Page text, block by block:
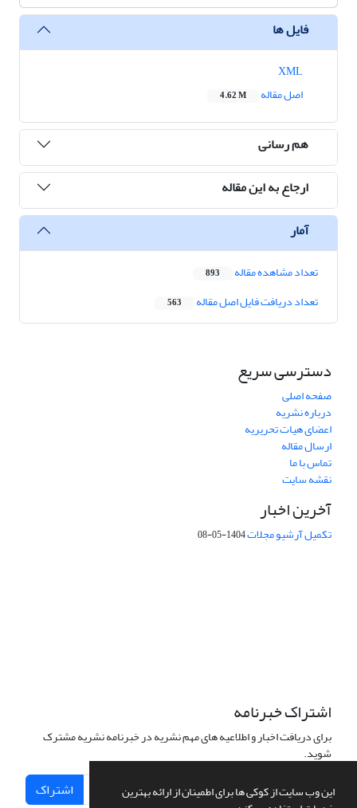
این وب سایت از کوکی ها برای اطمینان از ارائه بهترین
فایل ها
اصل مقاله
4.62 M
هم رسانی
ارجاع به این مقاله
آمار
تعداد مشاهده مقاله 893
تعداد دریافت فایل اصل مقاله 563
دسترسی سریع
صفحه اصلی
درباره نشریه
اعضای هیات تحریریه
ارسال مقاله
تماس با ما
نقشه سایت
آخرین اخبار
تکمیل آرشیو مجلات1404-05-08
اشتراک خبرنامه
برای دریافت اخبار و اطلاعیه های مهم نشریه در خبرنامه نشریه مشترک
شوید.
اشتراک